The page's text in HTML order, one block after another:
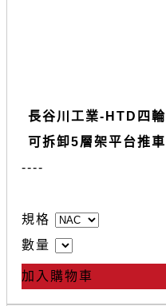
長谷川工業-HTD四輪
可拆卸5層架平台推車
----
規格
數量
加入購物車